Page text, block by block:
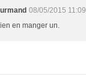
08/05/2015 11:09
en manger un.